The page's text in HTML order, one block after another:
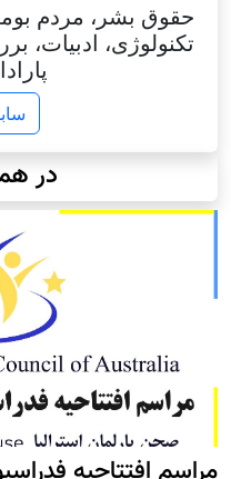
حقوق بشر، مردم
تکنولوژی، ادبیات،
در